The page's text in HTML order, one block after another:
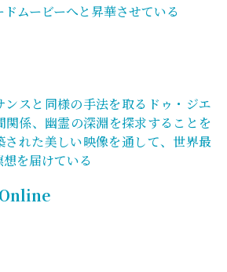
ムービーへと昇華させている
ンスと同様の手法を取るドゥ・ジエ
関係、幽霊の深淵を探求することを
された美しい映像を通して、世界最
を届けている